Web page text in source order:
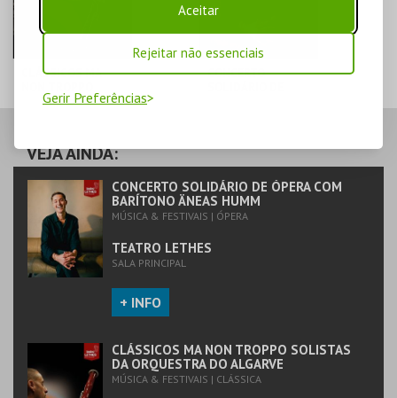
Aceitar
Rejeitar não essenciais
Gerir Preferências
CLÁSSICOS MA
SOLISTAS DA
MAIS INFO
COMPRAR
CONCERTO
MAIS INFO
COMPRAR
VEJA AINDA:
CONCERTO SOLIDÁRIO DE ÓPERA COM
BARÍTONO ÄNEAS HUMM
MÚSICA & FESTIVAIS | ÓPERA
TEATRO LETHES
SALA PRINCIPAL
+ INFO
CLÁSSICOS MA NON TROPPO SOLISTAS
DA ORQUESTRA DO ALGARVE
MÚSICA & FESTIVAIS | CLÁSSICA